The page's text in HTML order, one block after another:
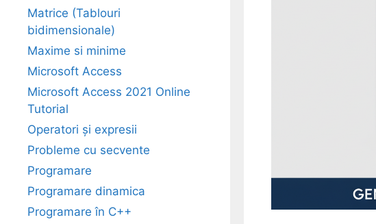
Matrice (Tablouri
bidimensionale)
Maxime si minime
Microsoft Access
Microsoft Access 2021 Online
Tutorial
Operatori și expresii
Probleme cu secvente
Programare
Programare dinamica
Programare în C++